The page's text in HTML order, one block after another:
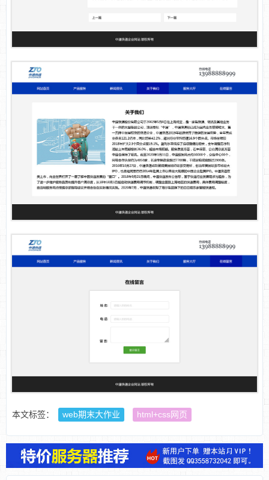
本文标签： web期末大作业 html+css网页